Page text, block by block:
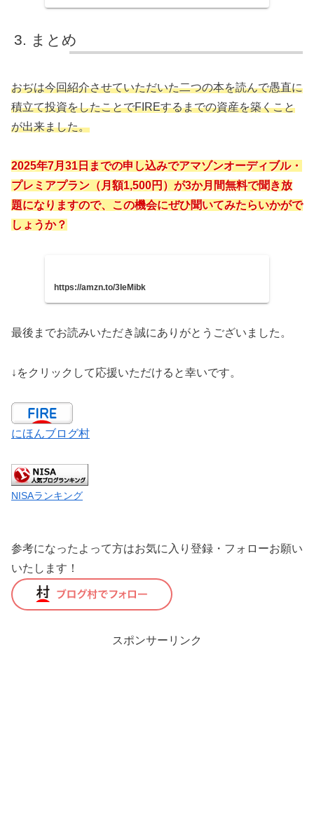
まとめ
おぢは今回紹介させていただいた二つの本を読んで愚直に
積立て投資をしたことでFIREするまでの資産を築くこと
が出来ました。
2025年7月31日までの申し込みでアマゾンオーディブル・
プレミアプラン（月額1,500円）が3か月間無料で聞き放
題になりますので、この機会にぜひ聞いてみたらいかがで
しょうか？
https://amzn.to/3IeMibk
最後までお読みいただき誠にありがとうございました。
↓をクリックして応援いただけると幸いです。
にほんブログ村
NISAランキング
参考になったよって方はお気に入り登録・フォローお願い
いたします！
スポンサーリンク